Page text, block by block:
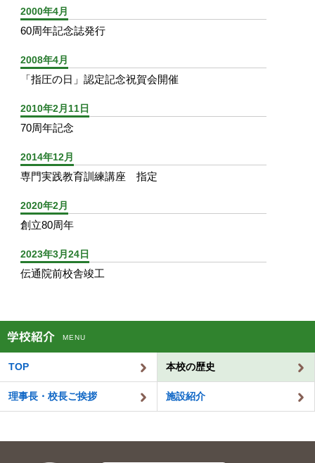
2000年4月
60周年記念誌発行
2008年4月
「指圧の日」認定記念祝賀会開催
2010年2月11日
70周年記念
2014年12月
専門実践教育訓練講座 指定
2020年2月
創立80周年
2023年3月24日
伝通院前校舎竣工
学校紹介 MENU
TOP 本校の歴史
理事長・校長ご挨拶 施設紹介